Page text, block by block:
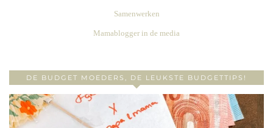
Samenwerken
Mamablogger in de media
DE BUDGET MOEDERS, DE LEUKSTE BUDGETTIPS!